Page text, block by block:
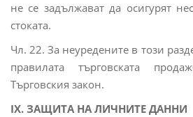
не се задължават да осигурят
стоката.
Чл. 22. За неуредените в този
правилата търговската
Търговския закон.
IX. ЗАЩИТА НА ЛИЧНИТЕ ДАННИ